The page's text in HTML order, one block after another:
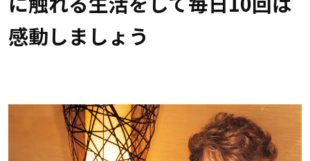
感動しましょう